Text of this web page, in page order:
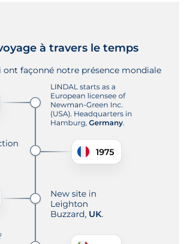
à travers le temps
ont façonné notre présence mondiale